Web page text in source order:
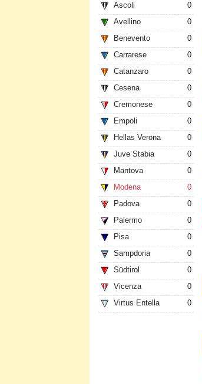
Ascoli
0
Avellino
0
Benevento
0
Carrarese
0
Catanzaro
0
Cesena
0
Cremonese
0
Empoli
0
Hellas Verona
0
Juve Stabia
0
Mantova
0
Modena
0
Padova
0
Palermo
0
Pisa
0
Sampdoria
0
Südtirol
0
Vicenza
0
Virtus Entella
0